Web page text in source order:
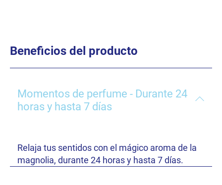
Beneficios del producto
Momentos de perfume - Durante 24
horas y hasta 7 días
Relaja tus sentidos con el mágico aroma de la
magnolia, durante 24 horas y hasta 7 días.